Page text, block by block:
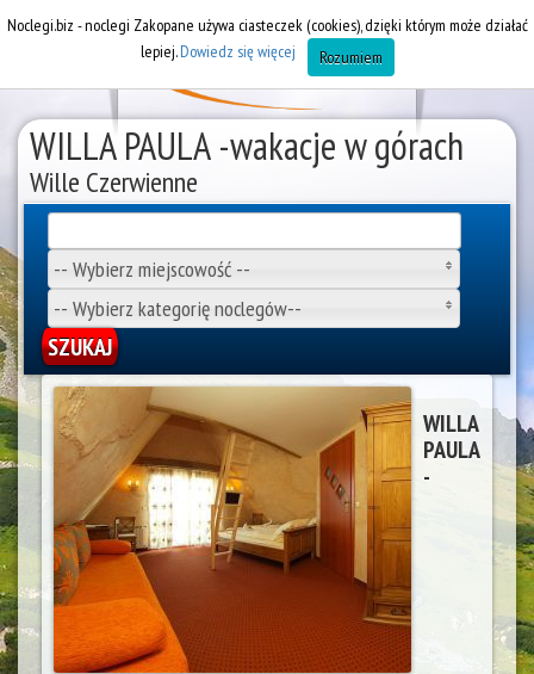
WILLA PAULA -wakacje w górach
Wille Czerwienne
-- Wybierz miejscowość --
-- Wybierz kategorię noclegów--
WILLA
PAULA
-
Noclegi.biz - noclegi Zakopane używa ciasteczek (cookies), dzięki którym może działać
lepiej.Dowiedz się więcej Rozumiem